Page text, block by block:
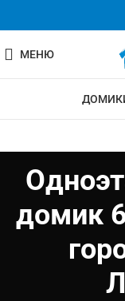
МЕНЮ
домик